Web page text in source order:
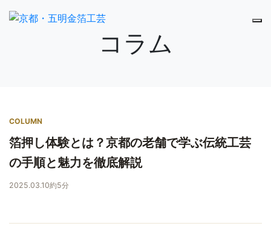
コラム
COLUMN
箔押し体験とは？京都の老舗で学ぶ伝統工芸
の手順と魅力を徹底解説
2025.03.10約5分